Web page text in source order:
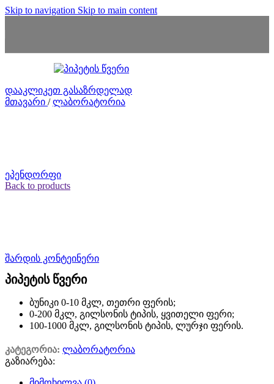
Skip to navigation Skip to main content
დააკლიკეთ გასაზრდელად
მთავარი / ლაბორატორია
ეპენდორფი
Back to products
შარდის კონტეინერი
პიპეტის წვერი
ბუნიკი 0-10 მკლ, თეთრი ფერის;
0-200 მკლ, გილსონის ტიპის, ყვითელი ფერი;
100-1000 მკლ, გილსონის ტიპის, ლურჯი ფერის.
კატეგორია: ლაბორატორია
გაზიარება: